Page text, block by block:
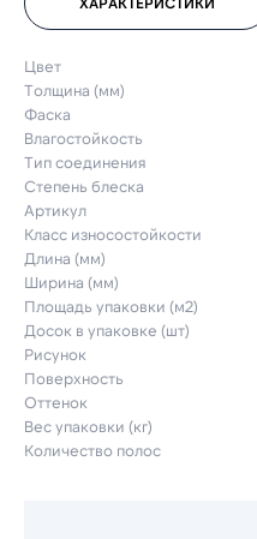
Цвет
Толщина (мм)
Фаска
Влагостойкость
Тип соединения
Степень блеска
Артикул
Класс износостойкости
Длина (мм)
Ширина (мм)
Площадь упаковки (м2)
Досок в упаковке (шт)
Рисунок
Поверхность
Оттенок
Вес упаковки (кг)
Количество полос